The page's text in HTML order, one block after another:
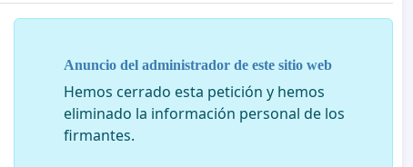
Anuncio del administrador de este sitio web
Hemos cerrado esta petición y hemos
eliminado la información personal de los
firmantes.